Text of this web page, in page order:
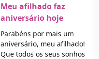
Meu afilhado faz
aniversário hoje
Parabéns por mais um
aniversário, meu afilhado!
Que todos os seus sonhos